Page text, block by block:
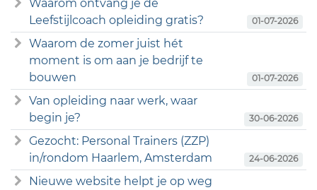
Waarom ontvang je de
Leefstijlcoach opleiding gratis?
01-07-2026
Waarom de zomer juist hét
moment is om aan je bedrijf te
bouwen
01-07-2026
Van opleiding naar werk, waar
begin je?
30-06-2026
Gezocht: Personal Trainers (ZZP)
in/rondom Haarlem, Amsterdam
24-06-2026
Nieuwe website helpt je op weg